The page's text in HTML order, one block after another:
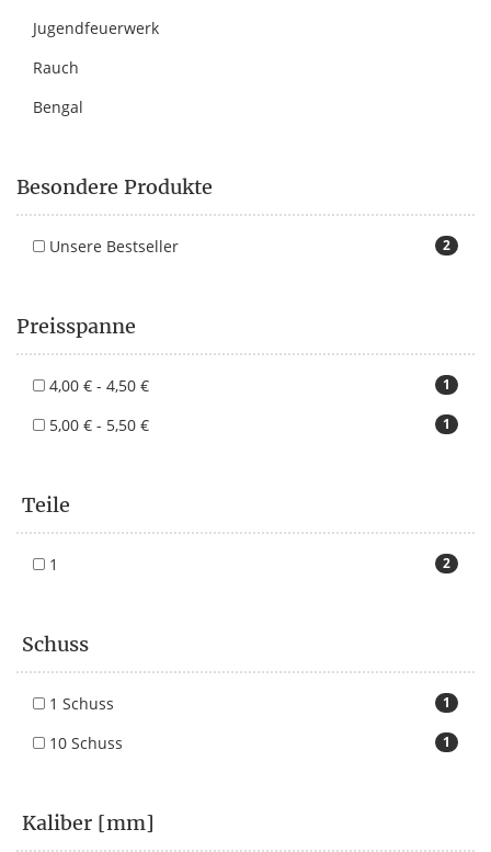
Jugendfeuerwerk
Rauch
Bengal
Besondere Produkte
2
Unsere Bestseller
Preisspanne
1
4,00 € - 4,50 €
1
5,00 € - 5,50 €
Teile
2
1
Schuss
1
1 Schuss
1
10 Schuss
Kaliber [mm]